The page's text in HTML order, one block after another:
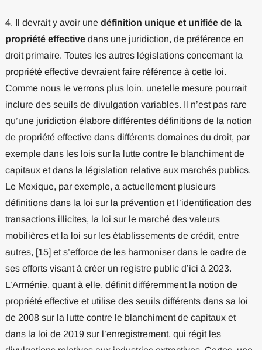
4. Il devrait y avoir une définition unique et unifiée de la
propriété effectivedans une juridiction, de préférence en
droit primaire. Toutes les autres législations concernant la
propriété effective devraient faire référence à cette loi.
Comme nous le verrons plus loin, unetelle mesure pourrait
inclure des seuils de divulgation variables. Il n’est pas rare
qu’une juridiction élabore différentes définitions de la notion
de propriété effective dans différents domaines du droit, par
exemple dans les lois sur la lutte contre le blanchiment de
capitaux et dans la législation relative aux marchés publics.
Le Mexique, par exemple, a actuellement plusieurs
définitions dans la loi sur la prévention et l’identification des
transactions illicites, la loi sur le marché des valeurs
mobilières et la loi sur les établissements de crédit, entre
autres, [15] et s’efforce de les harmoniser dans le cadre de
ses efforts visant à créer un registre public d’ici à 2023.
L’Arménie, quant à elle, définit différemment la notion de
propriété effective et utilise des seuils différents dans sa loi
de 2008 sur la lutte contre le blanchiment de capitaux et
dans la loi de 2019 sur l’enregistrement, qui régit les